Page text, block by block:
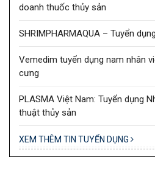
doanh thuốc thủy sản
SHRIMPHARMAQUA – Tuyển
Vemedim tuyển dụng nam nhân
cưng
PLASMA Việt Nam: Tuyển dụng
thuật thủy sản
XEM THÊM TIN TUYỂN DỤNG